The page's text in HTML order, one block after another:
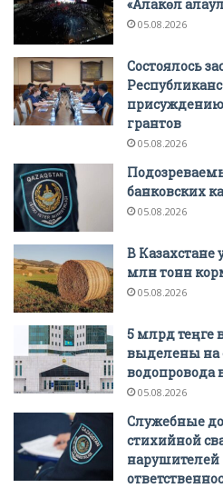
«Алакөл
05.08.2026
Состоялось
присуждению
грантов
05.08.2026
банковских
05.08.2026
В Казахстане
млн тонн
05.08.2026
5 млрд теңге
выделены на
водопровода
05.08.2026
Служебные
стихийной